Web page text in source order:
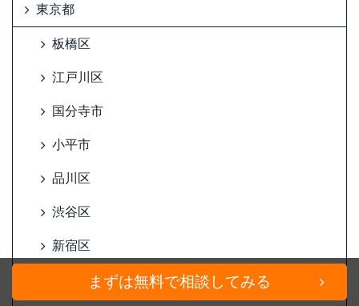
東京都
板橋区
江戸川区
国分寺市
小平市
品川区
渋谷区
新宿区
まずは無料で相談してみる